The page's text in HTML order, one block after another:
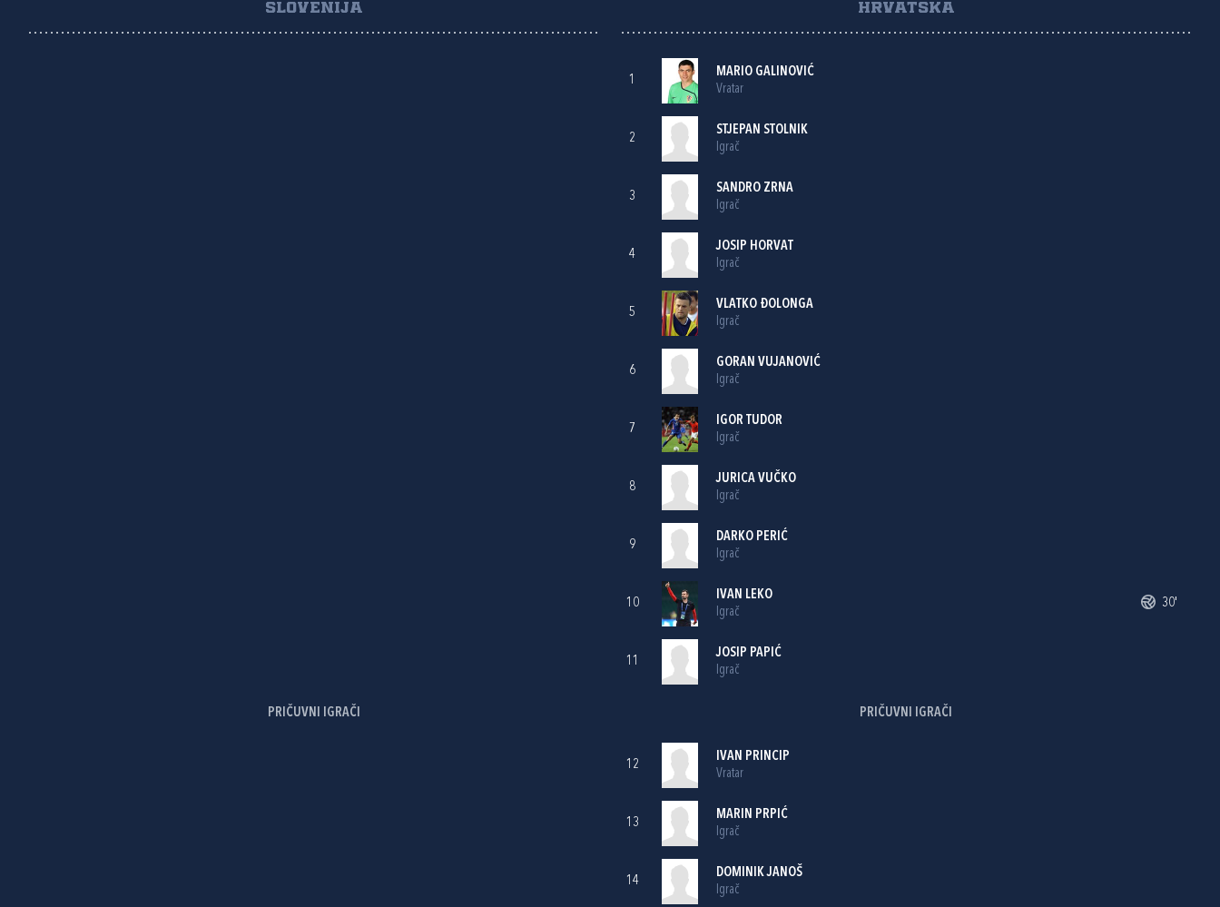
SLOVENIJA
PRIČUVNI IGRAČI
HRVATSKA
1
MARIO GALINOVIĆ
Vratar
2
STJEPAN STOLNIK
Igrač
3
SANDRO ZRNA
Igrač
4
JOSIP HORVAT
Igrač
5
VLATKO ĐOLONGA
Igrač
6
GORAN VUJANOVIĆ
Igrač
7
IGOR TUDOR
Igrač
8
JURICA VUČKO
Igrač
9
DARKO PERIĆ
Igrač
10
IVAN LEKO
Igrač
30'
11
JOSIP PAPIĆ
Igrač
PRIČUVNI IGRAČI
12
IVAN PRINCIP
Vratar
13
MARIN PRPIĆ
Igrač
14
DOMINIK JANOŠ
Igrač